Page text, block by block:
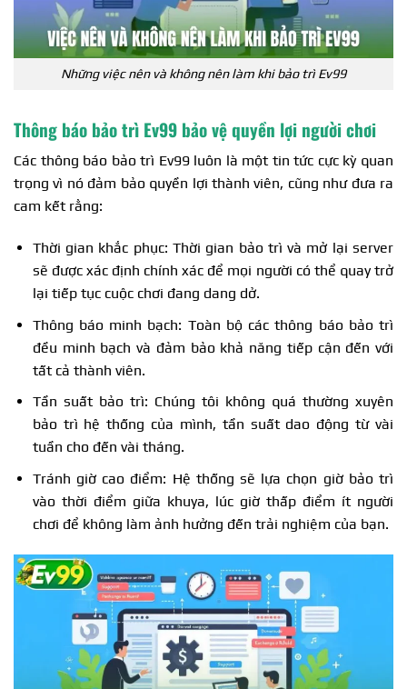
Những việc nên và không nên làm khi bảo trì Ev99
Thông báo bảo trì Ev99 bảo vệ quyền lợi người chơi
Các thông báo bảo trì Ev99 luôn là một tin tức cực kỳ quan
trọng vì nó đảm bảo quyền lợi thành viên, cũng như đưa ra
cam kết rằng:
Thời gian khắc phục: Thời gian bảo trì và mở lại server
sẽ được xác định chính xác để mọi người có thể quay trở
lại tiếp tục cuộc chơi đang dang dở.
Thông báo minh bạch: Toàn bộ các thông báo bảo trì
đều minh bạch và đảm bảo khả năng tiếp cận đến với
tất cả thành viên.
Tần suất bảo trì: Chúng tôi không quá thường xuyên
bảo trì hệ thống của mình, tần suất dao động từ vài
tuần cho đến vài tháng.
Tránh giờ cao điểm: Hệ thống sẽ lựa chọn giờ bảo trì
vào thời điểm giữa khuya, lúc giờ thấp điểm ít người
chơi để không làm ảnh hưởng đến trải nghiệm của bạn.